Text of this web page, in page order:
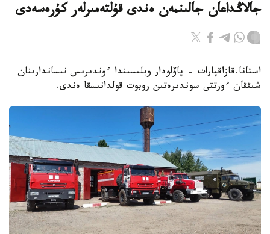
جالاڭداعان جالىنمەن ەندى قۇلتەمىرلەر كۇرەسەدى
استانا.قازاقپارات - پاۆلودار وبلىسىندا ءوندىرىس نىساندارىنان
شىققان ءورتتى سوندىرەتىن روبوت قولدانىسقا ەندى.